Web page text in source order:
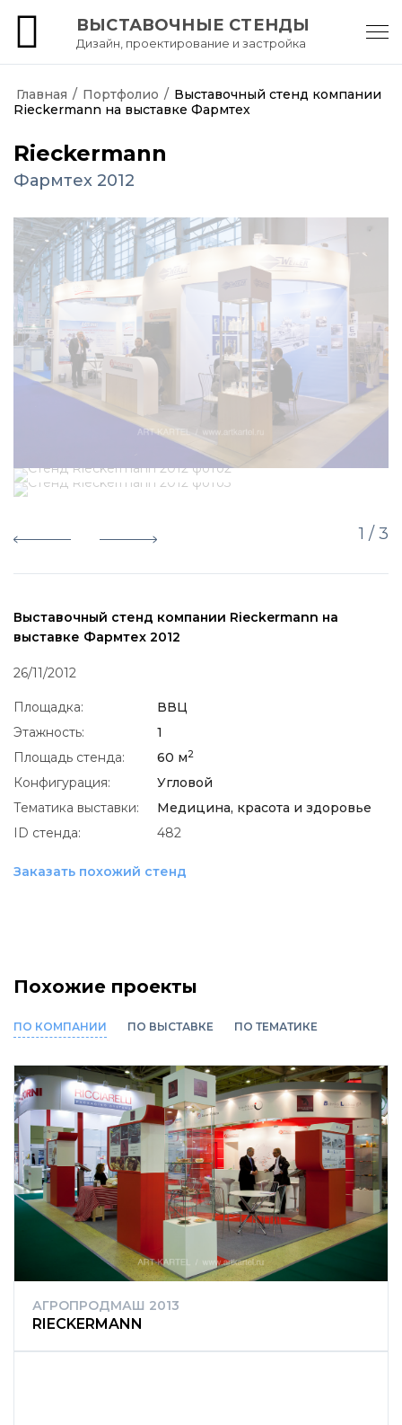
АртКартель
ВЫСТАВОЧНЫЕ СТЕНДЫ
Дизайн, проектирование и застройка
Главная / Портфолио / Выставочный стенд компании
Rieckermann на выставке Фармтех
Rieckermann
Фармтех 2012
1 / 3
Выставочный стенд компании Rieckermann на
выставке Фармтех 2012
26/11/2012
Площадка:
ВВЦ
Этажность:
1
Площадь стенда:
60 м2
Конфигурация:
Угловой
Тематика выставки:
Медицина, красота и здоровье
ID стенда:
482
Заказать похожий стенд
Похожие проекты
ПО КОМПАНИИ ПО ВЫСТАВКЕ ПО ТЕМАТИКЕ
АГРОПРОДМАШ 2013
RIECKERMANN